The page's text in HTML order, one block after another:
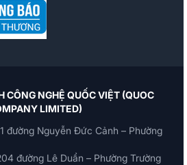
NGHỆ QUỐC VIỆT (QUOC
LIMITED)
đường Nguyễn Đức Cảnh – Phường
đường Lê Duẩn – Phường Trường